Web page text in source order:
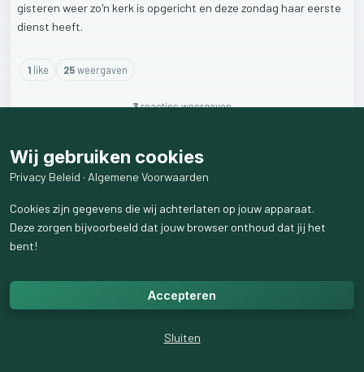
gisteren weerzo'n kerk is opgericht en deze zondag haar eerste
dienst heeft.
1like 25weergaven
3reactiesweergeven
Wij gebruiken cookies
Privacy Beleid · Algemene Voorwaarden
Cookies zijn gegevens die wij achterlaten op jouw apparaat.
Deze zorgen bijvoorbeeld dat jouw browser onthoud dat jij het
bent!
Accepteren
Sluiten